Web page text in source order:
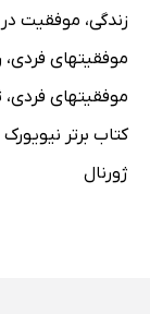
زندگی، موفقیت در
موفقیتهای فردی،
موفقیتهای فردی،
کتاب برتر نیویورک
ژورنال